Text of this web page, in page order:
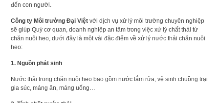
đến con người.
Công ty Môi trường Đại Việtvới dịch vụ xử lý môi trường chuyên nghiệp
sẽ giúp Quý cơ quan, doanh nghiệp an tâm trong việc xử lý chất thải từ
chăn nuôi heo, dưới đây là một vài đặc điểm về xử lý nước thải chăn nuôi
heo:
1. Nguồn phát sinh
Nước thải trong chăn nuôi heo bao gồm nước tắm rửa, vệ sinh chuồng trại
gia súc, máng ăn, máng uống…